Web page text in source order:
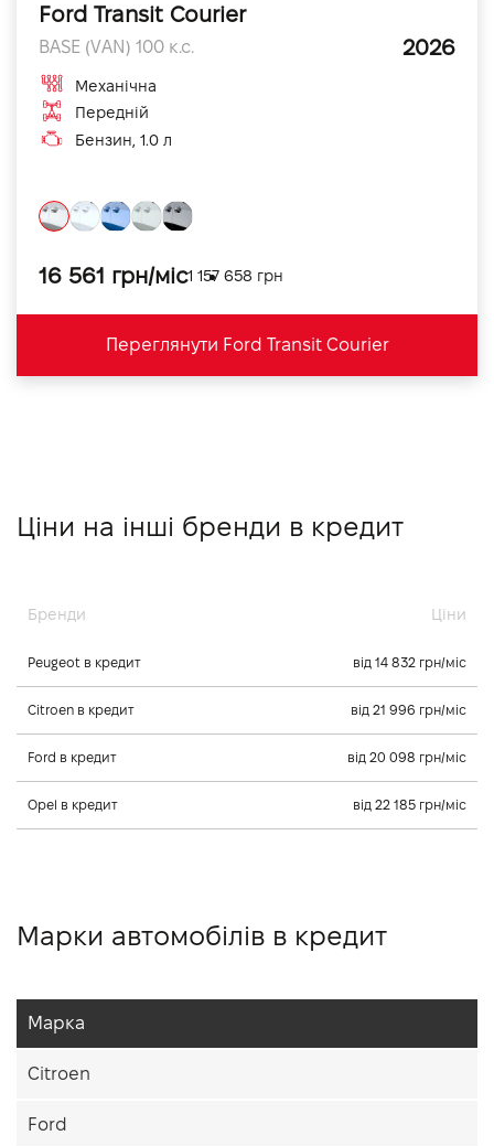
Ford Transit Courier
BASE (VAN) 100 к.с. 2026
Механічна
Передній
Бензин, 1.0 л
16 561 грн/міс1 157 658 грн
Переглянути Ford Transit Courier
Ціни на інші бренди в кредит
Бренди Ціни
Peugeot в кредит від 14 832 грн/міс
Citroen в кредит від 21 996 грн/міс
Ford в кредит від 20 098 грн/міс
Opel в кредит від 22 185 грн/міс
Марки автомобілів в кредит
Марка
Citroen
Ford